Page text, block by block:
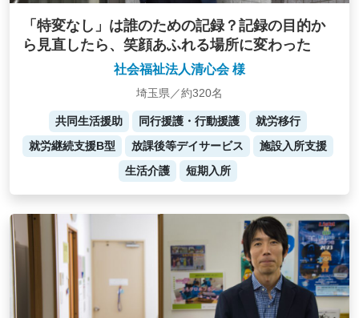
「特変なし」は誰のための記録？記録の目的か
ら見直したら、笑顔あふれる場所に変わった
社会福祉法人清心会 様
埼玉県／約320名
共同生活援助 同行援護・行動援護
就労移行
就労継続支援B型
放課後等デイサービス
施設入所支援
生活介護
短期入所